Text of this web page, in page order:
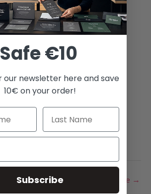
Entrada siguiente →
Safe €10
our newsletter here and save
10€ on your order!
Subscribe